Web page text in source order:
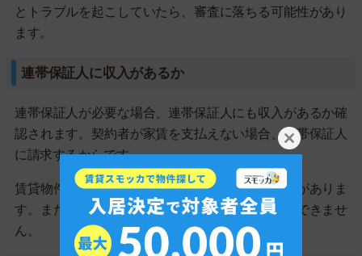
とトラブルを起こしていたら、審査に落ちる可能性があり
ます。
連帯保証人に収入があるか
連帯保証人が必要な場合、連帯保証人にも収入があるか確
認されます。契約者が家賃を支払えない場合、連帯保証人
に請求するからです。
賃貸物件の連帯保証人には、契約者と同等の責任がありま
す。また、大家さんや不動産屋からの請求を拒否できませ
ん。